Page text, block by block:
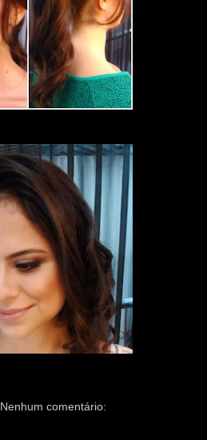
Nenhum comentário: